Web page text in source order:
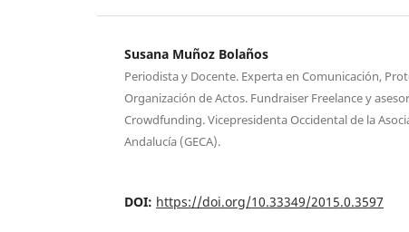
Susana Muñoz Bolaños
Periodista y Docente. Experta en Comunicación,
Organización de Actos. Fundraiser Freelance y
Crowdfunding. Vicepresidenta Occidental de la
Andalucía (GECA).
DOI: https://doi.org/10.33349/2015.0.3597